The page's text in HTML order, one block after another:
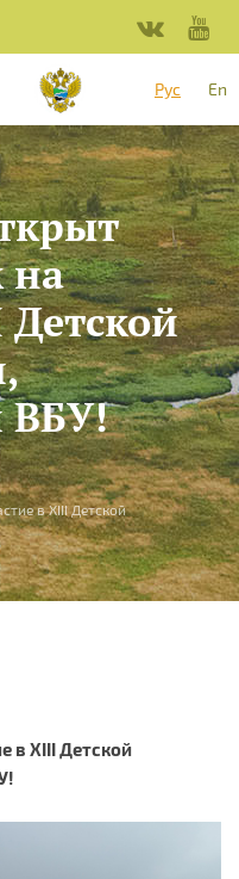
Рус
En
на
ВБУ!
в XIII Детской
в XIII Детской